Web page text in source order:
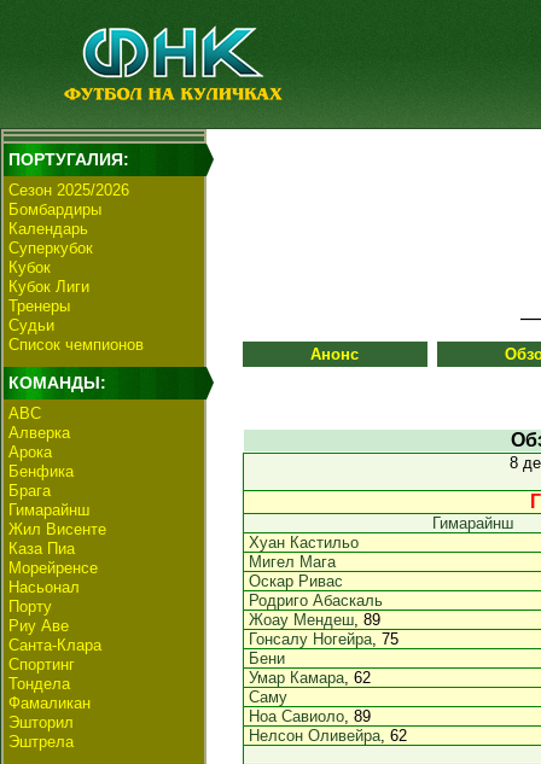
ПОРТУГАЛИЯ:
Сезон 2025/2026
Бомбардиры
Календарь
Суперкубок
Кубок
Кубок Лиги
Тренеры
Судьи
Список чемпионов
КОМАНДЫ:
АВС
Алверка
Арока
Бенфика
Брага
Гимарайнш
Жил Висенте
Каза Пиа
Морейренсе
Насьонал
Порту
Риу Аве
Санта-Клара
Спортинг
Тондела
Фамаликан
Эшторил
Эштрела
Анонс
8
Гимарайнш
Хуан Кастильо
Мигел Мага
Оскар Ривас
Родриго Абаскаль
Жоау Мендеш, 89
Гонсалу Ногейра, 75
Бени
Умар Камара, 62
Саму
Ноа Савиоло, 89
Нелсон Оливейра, 62